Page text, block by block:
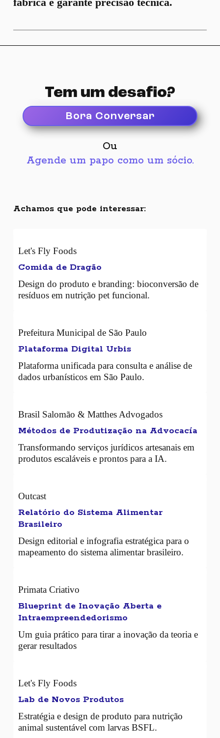
Tem um desafio?
Bora Conversar
Escolha a forma que preferir:
Instagram
Ou
Agende um papo como um sócio.
Achamos que pode interessar:
Let's Fly Foods
Comida de Dragão
Design do produto e branding: bioconversão de
resíduos em nutrição pet funcional.
Prefeitura Municipal de São Paulo
Plataforma Digital Urbis
Plataforma unificada para consulta e análise de
dados urbanísticos em São Paulo.
Brasil Salomão & Matthes Advogados
Métodos de Produtização na Advocacía
Transformando serviços jurídicos artesanais em
produtos escaláveis e prontos para a IA.
Outcast
Relatório do Sistema Alimentar
Brasileiro
Design editorial e infografia estratégica para o
mapeamento do sistema alimentar brasileiro.
Primata Criativo
Blueprint de Inovação Aberta e
Intraempreendedorismo
Um guia prático para tirar a inovação da teoria e
gerar resultados
Let's Fly Foods
Lab de Novos Produtos
Estratégia e design de produto para nutrição
animal sustentável com larvas BSFL.
Copyright © 2026 Primata Criativo.